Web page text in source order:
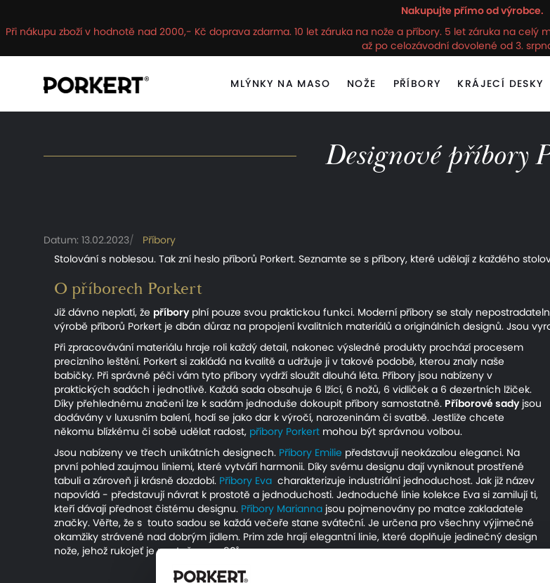
Nakupujte přímo od výrobce.
Při nákupu zboží v hodnotě nad 2000,- Kč doprava zdarma. 10 let záruka na nože a příbory. 5 let záruka na
až po celozávodní dovolené od 3.
MLÝNKY NA MASO NOŽE PŘÍBORY KRÁJECÍ DESKY
Designové příbory
Datum: 13.02.2023
Příbory
Stolování s noblesou. Tak zní heslo příborů Porkert. Seznamte se s příbory, které udělají z každého
O příborech Porkert
Již dávno neplatí, že příboryplní pouze svou praktickou funkci. Moderní příbory se staly
výrobě příborů Porkert je dbán důraz na propojení kvalitních materiálů a originálních designů. Jsou
Při zpracovávání materiálu hraje roli každý detail, nakonec výsledné produkty prochází procesem
precizního leštění. Porkert si zakládá na kvalitě a udržuje ji v takové podobě, kterou znaly naše
babičky. Při správné péči vám tyto příbory vydrží sloužit dlouhá léta. Příbory jsou nabízeny v
praktických sadách i jednotlivě. Každá sada obsahuje 6 lžící, 6 nožů, 6 vidliček a 6 dezertních lžiček.
Díky přehlednému značení lze k sadám jednoduše dokoupit příbory samostatně. Příborové sadyjsou
dodávány v luxusním balení, hodí se jako dar k výročí, narozeninám či svatbě. Jestliže chcete
někomu blízkému či sobě udělat radost, příbory Porkert mohou být správnou volbou.
Jsou nabízeny ve třech unikátních designech. Příbory Emilie představují neokázalou eleganci. Na
první pohled zaujmou liniemi, které vytváří harmonii. Díky svému designu dají vyniknout prostřené
tabuli a zároveň ji krásně dozdobí. Příbory Eva charakterizuje industriální jednoduchost. Jak již název
napovídá - představují návrat k prostotě a jednoduchosti. Jednoduché linie kolekce Eva si zamilují ti,
kteří dávají přednost čistému designu. Příbory Marianna jsou pojmenovány po matce zakladatele
značky. Věřte, že s touto sadou se každá večeře stane sváteční. Je určena pro všechny výjimečné
okamžiky strávené nad dobrým jídlem. Prim zde hrají elegantní linie, které doplňuje jedinečný design
nože, jehož rukojeť je pootočena o 90˚.